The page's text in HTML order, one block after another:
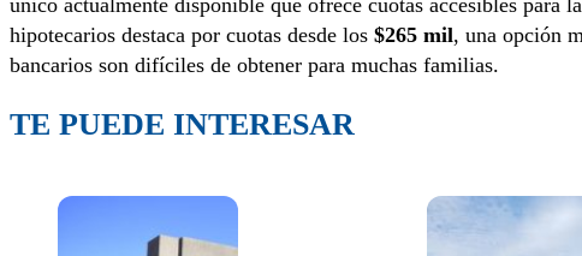
único actualmente disponible que ofrece cuotas accesibles para
hipotecarios destaca por cuotas desde los $265 mil, una opción
bancarios son difíciles de obtener para muchas familias.
TE PUEDE INTERESAR